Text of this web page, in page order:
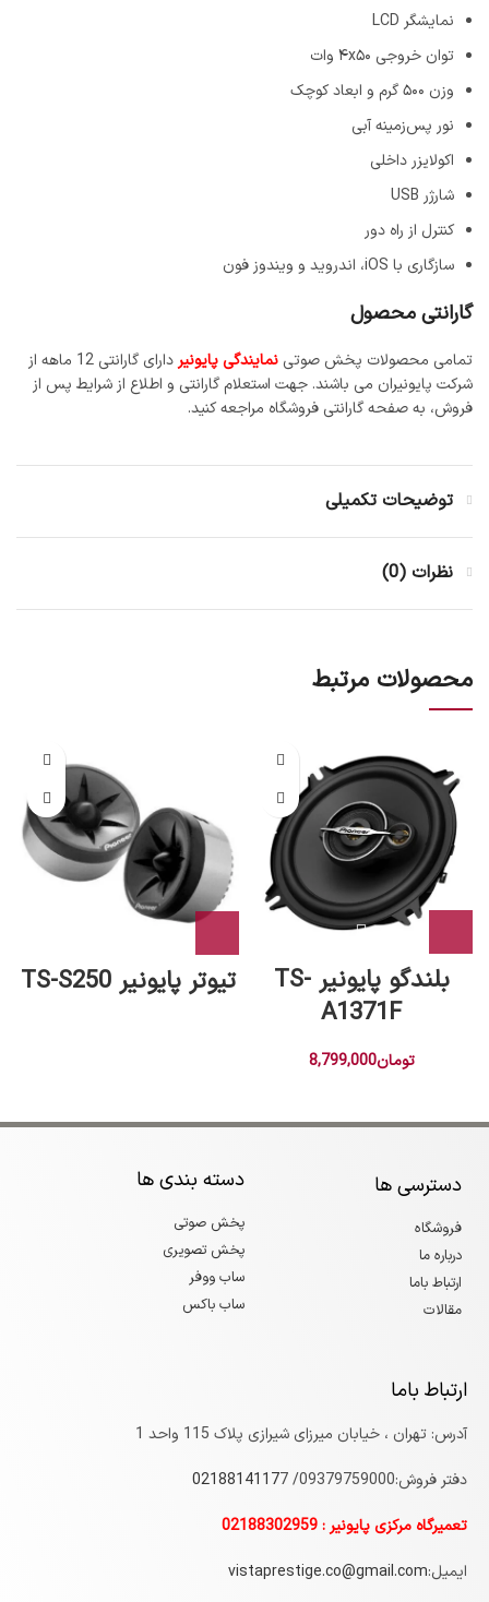
نمایشگر LCD
توان خروجی ۴x۵۰ وات
وزن ۵۰۰ گرم و ابعاد کوچک
نور پس‌زمینه آبی
اکولایزر داخلی
شارژر USB
کنترل از راه دور
سازگاری با iOS، اندروید و ویندوز فون
گارانتی محصول
تمامی محصولات پخش صوتی نمایندگی پایونیر
دارای گارانتی 12 ماهه از
شرکت پایونیران می باشند. جهت استعلام گارانتی و اطلاع از شرایط پس از
فروش، به صفحه گارانتی فروشگاه مراجعه کنید.
توضیحات تکمیلی
نظرات (0)
محصولات مرتبط
بلندگو پایونیر TS-
A1371F
تومان8,799,000
تیوتر پایونیر TS-S250
دسترسی ها
فروشگاه
درباره ما
ارتباط باما
مقالات
دسته بندی ها
پخش صوتی
پخش تصویری
ساب ووفر
ساب باکس
ارتباط باما
آدرس: تهران ، خیابان میرزای شیرازی پلاک 115 واحد 1
دفتر فروش:09379759000/
02188141177
تعمیرگاه مرکزی پایونیر : 02188302959
ایمیل:vistaprestige.co@gmail.com